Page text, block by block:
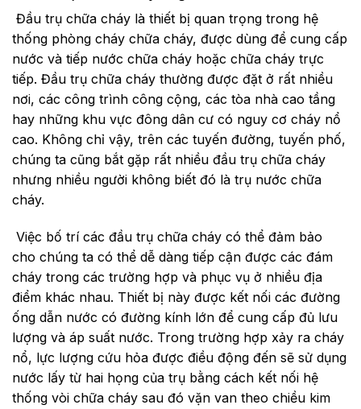
Đầu trụ chữa cháy là thiết bị quan trọng trong hệ
thống phòng cháy chữa cháy, được dùng để cung cấp
nước và tiếp nước chữa cháy hoặc chữa cháy trực
tiếp. Đầu trụ chữa cháy thường được đặt ở rất nhiều
nơi, các công trình công cộng, các tòa nhà cao tầng
hay những khu vực đông dân cư có nguy cơ cháy nổ
cao. Không chỉ vậy, trên các tuyến đường, tuyến phố,
chúng ta cũng bắt gặp rất nhiều đầu trụ chữa cháy
nhưng nhiều người không biết đó là trụ nước chữa
cháy.
Việc bố trí các đầu trụ chữa cháy có thể đảm bảo
cho chúng ta có thể dễ dàng tiếp cận được các đám
cháy trong các trường hợp và phục vụ ở nhiều địa
điểm khác nhau. Thiết bị này được kết nối các đường
ống dẫn nước có đường kính lớn để cung cấp đủ lưu
lượng và áp suất nước. Trong trường hợp xảy ra cháy
nổ, lực lượng cứu hỏa được điều động đến sẽ sử dụng
nước lấy từ hai họng của trụ bằng cách kết nối hệ
thống vòi chữa cháy sau đó vặn van theo chiều kim